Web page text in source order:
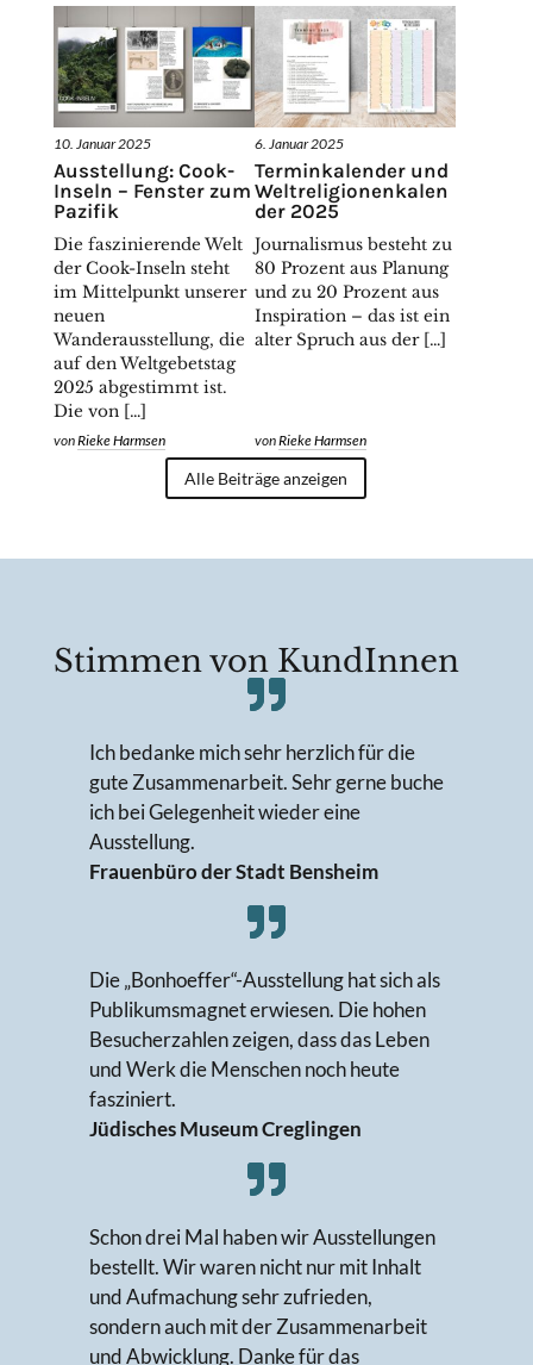
10. Januar 2025
Ausstellung: Cook-
Inseln – Fenster zum
Pazifik
Die faszinierende Welt
der Cook-Inseln steht
im Mittelpunkt unserer
neuen
Wanderausstellung, die
auf den Weltgebetstag
2025 abgestimmt ist.
Die von […]
vonRieke Harmsen
6. Januar 2025
Terminkalender und
Weltreligionenkalen
der 2025
Journalismus besteht zu
80 Prozent aus Planung
und zu 20 Prozent aus
Inspiration – das ist ein
alter Spruch aus der […]
vonRieke Harmsen
Alle Beiträge anzeigen
Stimmen von KundInnen
Ich bedanke mich sehr herzlich für die
gute Zusammenarbeit. Sehr gerne buche
ich bei Gelegenheit wieder eine
Ausstellung.
Frauenbüro der Stadt Bensheim
Die „Bonhoeffer“-Ausstellung hat sich als
Publikumsmagnet erwiesen. Die hohen
Besucherzahlen zeigen, dass das Leben
und Werk die Menschen noch heute
fasziniert.
Jüdisches Museum Creglingen
Schon drei Mal haben wir Ausstellungen
bestellt. Wir waren nicht nur mit Inhalt
und Aufmachung sehr zufrieden,
sondern auch mit der Zusammenarbeit
und Abwicklung. Danke für das